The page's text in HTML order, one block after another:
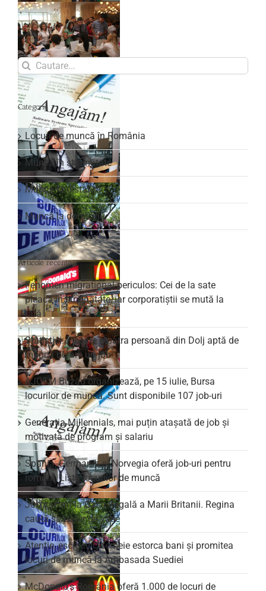
Search
for:
Categorii
Locuri de muncă în România
Muncă în străinătate
Muncă la distanță
Muncă la domiciliu
Articole recente
Fenomen migrațional periculos: Cei de la sate
pleacă în străinătate, iar corporatiștii se mută la
țară
Statistici: Fiecare a patra persoană din Dolj aptă de
muncă nu are un job
AJOFM Buzău organizează, pe 15 iulie, Bursa
locurilor de muncă. Sunt disponibile 107 job-uri
Generația Millennials, mai puțin atașată de job și
motivată de program și salariu
Spania, Germania și Norvegia oferă job-uri pentru
români. Lista locurilor de muncă
Job vacant la Casa Regală a Marii Britanii. Regina
caută spălător de vase
Atenție, escroci! O femeie estorca bani și promitea
locuri de muncă la Ambasada Suediei
McDonald’s România oferă 1.000 de locuri de